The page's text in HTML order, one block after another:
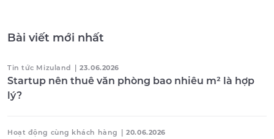
Bài viết mới nhất
Tin tức Mizuland | 23.06.2026
Startup nên thuê văn phòng bao nhiêu m² là hợp
lý?
Hoạt động cùng khách hàng 20.06.2026